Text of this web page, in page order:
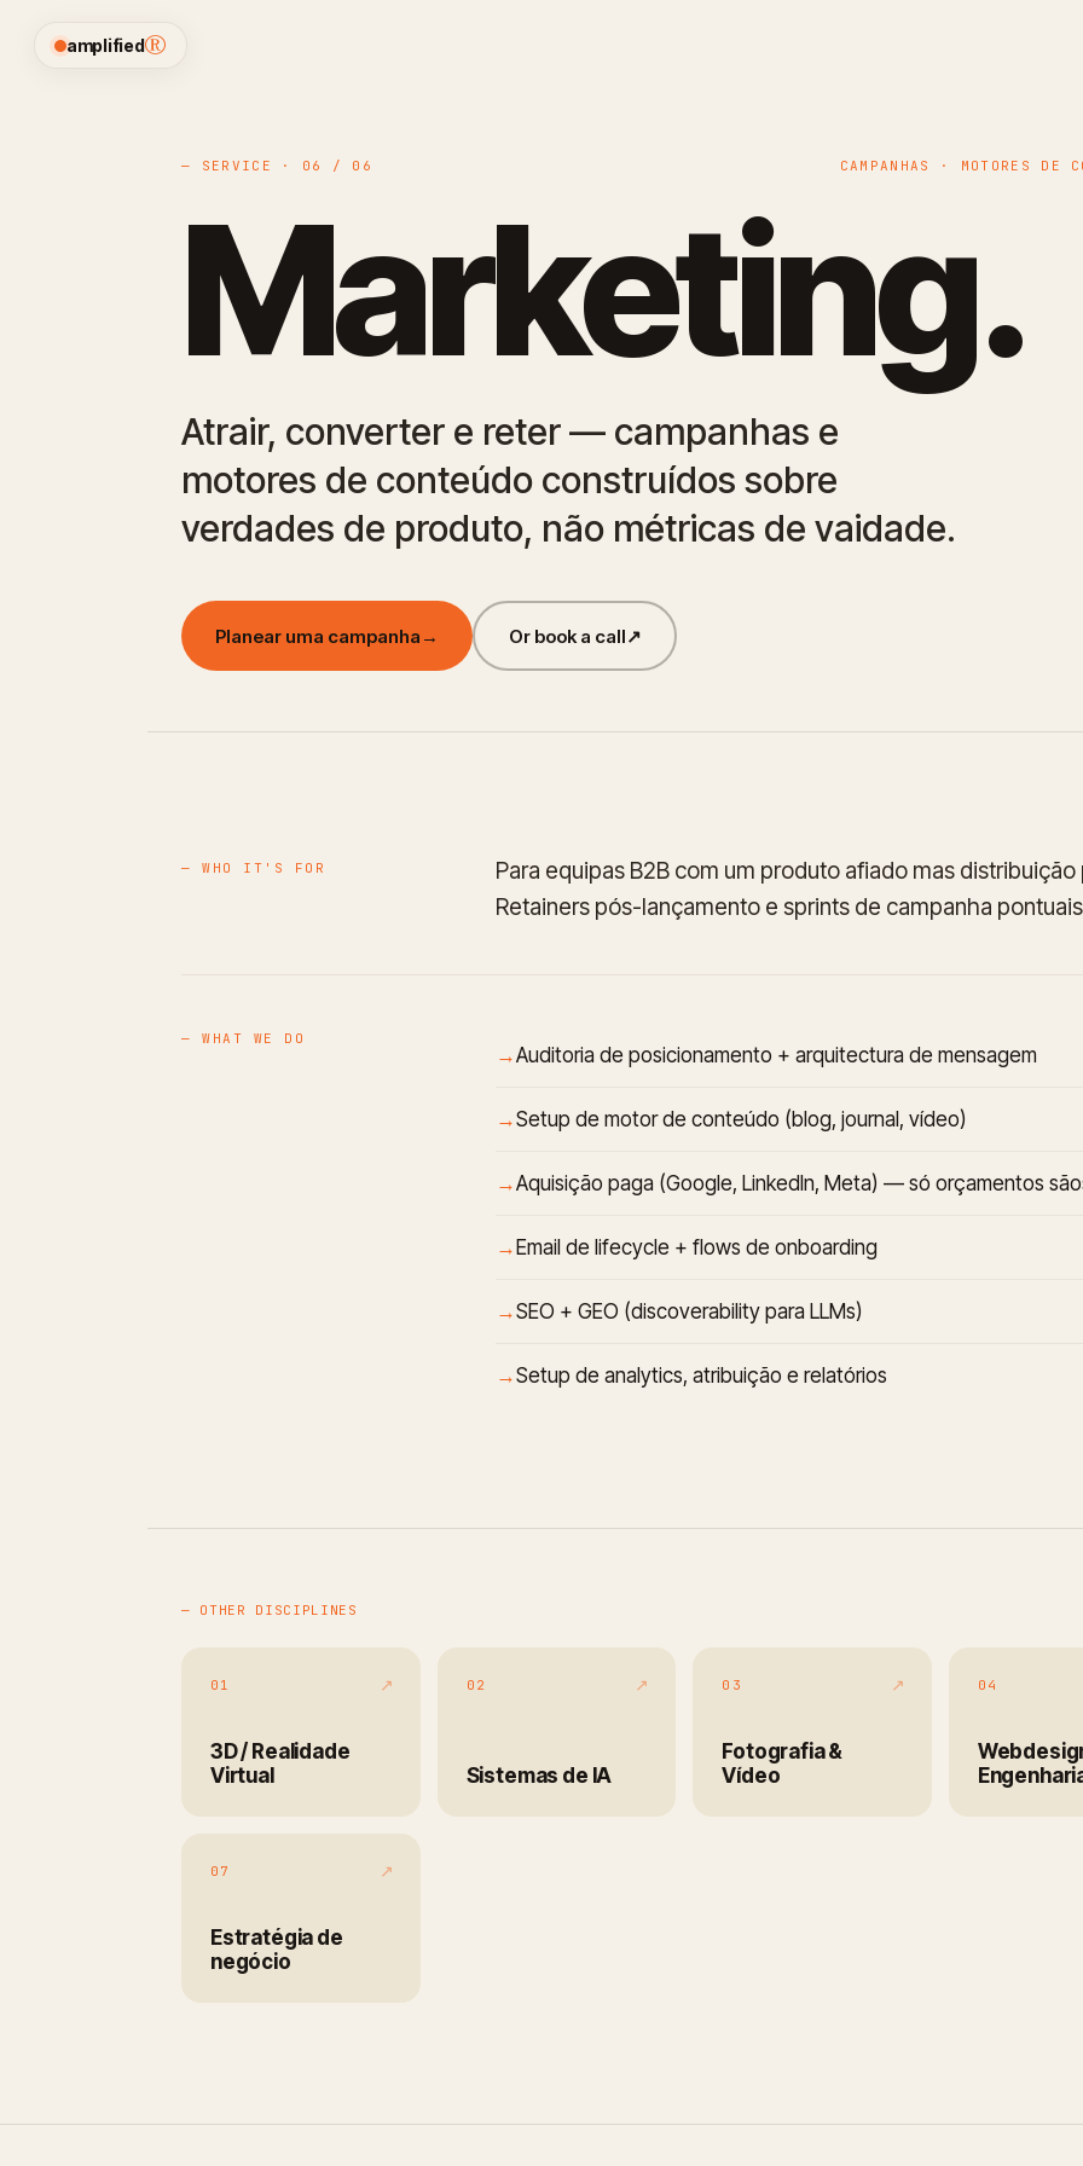
amplified®
— SERVICE · 06 / 06 CAMPANHAS · MOTORES
Marketing.
Atrair, converter e reter — campanhas e
motores de conteúdo construídos sobre
verdades de produto, não métricas de vaidade.
Planear uma campanha → Or book a call↗
— WHO IT'S FOR
Para equipas B2B com um produto afiado mas
Retainers pós-lançamento e sprints de campanha
— WHAT WE DO
Auditoria de posicionamento + arquitectura de mensagem
Setup de motor de conteúdo (blog, journal, vídeo)
Aquisição paga (Google, LinkedIn, Meta) — só orçamentos
Email de lifecycle + flows de onboarding
SEO + GEO (discoverability para LLMs)
Setup de analytics, atribuição e relatórios
— OTHER DISCIPLINES
01
3D / Realidade
Virtual
↗ 02
Sistemas de IA
↗ 03
Fotografia &
Vídeo
↗ 04
07
Estratégia de
negócio
↗